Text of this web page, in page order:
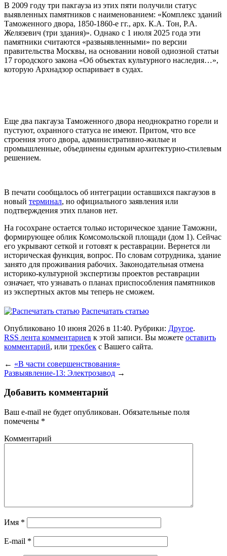
В 2009 году три пакгауза из этих пяти получили статус
выявленных памятников с наименованием: «Комплекс зданий
Таможенного двора, 1850-1860-е гг., арх. К.А. Тон, Р.А.
Желязевич (три здания)». Однако с 1 июля 2025 года эти
памятники считаются «развыявленными» по версии
правительства Москвы, на основании новой одиозной статьи
17 городского закона «Об объектах культурного наследия…»,
которую Архнадзор оспаривает в судах.
Еще два пакгауза Таможенного двора неоднократно горели и
пустуют, охранного статуса не имеют. Притом, что все
строения этого двора, административно-жилые и
промышленные, объединены единым архитектурно-стилевым
решением.
В печати сообщалось об интеграции оставшихся пакгаузов в
новый терминал, но официального заявления или
подтверждения этих планов нет.
На госохране остается только историческое здание Таможни,
формирующее облик Комсомольской площади (дом 1). Сейчас
его укрывают сеткой и готовят к реставрации. Вернется ли
историческая функция, вопрос. По словам сотрудника, здание
занято для проживания рабочих. Законодательная отмена
историко-культурной экспертизы проектов реставрации
означает, что узнавать о планах приспособления памятников
из экспертных актов мы теперь не сможем.
Распечатать статью
Опубликовано 10 июня 2026 в 11:40. Рубрики: Другое.
RSS лента комментариев к этой записи. Вы можете оставить
комментарий, или трекбек с Вашего сайта.
← «В части совершенствования»
Развыявление-13: Электрозавод →
Добавить комментарий
Ваш e-mail не будет опубликован. Обязательные поля
помечены *
Комментарий
Имя *
E-mail *